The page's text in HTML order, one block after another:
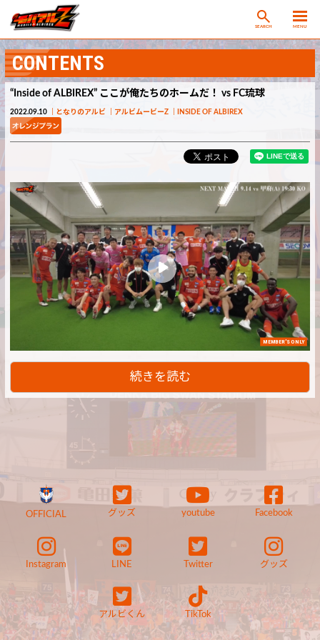
SEARCH MENU
CONTENTS
“Inside of ALBIREX” ここが俺たちのホームだ！ vs FC琉球
2022.09.10 となりのアルビ アルビムービーZ INSIDE OF ALBIREX
MEMBER'S ONLY
続きを読む
OFFICIAL グッズ youtube Facebook
Instagram LINE Twitter グッズ
アルビくん TikTok